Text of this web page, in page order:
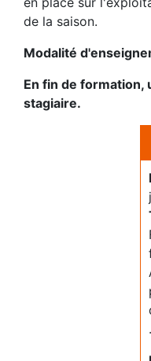
de la saison.
Modalité
En fin de formation,
stagiaire.